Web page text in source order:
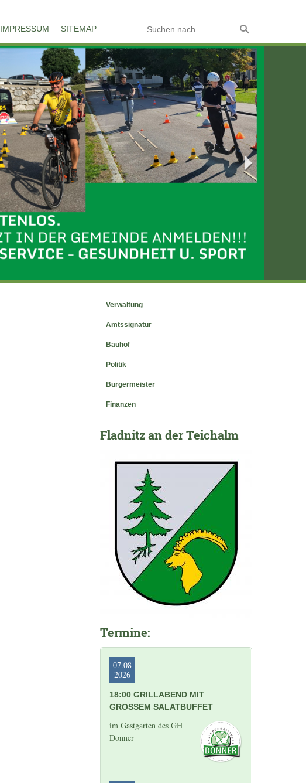
IMPRESSUM SITEMAP
Verwaltung
Amtssignatur
Bauhof
Politik
Bürgermeister
Finanzen
Fladnitz an der Teichalm
Termine:
07.08
2026
18:00 GRILLABEND MIT
GROSSEM SALATBUFFET
im Gastgarten des GH
Donner